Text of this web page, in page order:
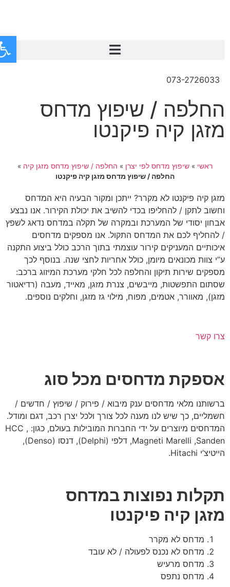
073-2726033
החלפה / שיפוץ מדחס
מזגן קיה פיקנטו
ראשי» שיפוץ מדחס לפי יצרן» החלפה / שיפוץ מדחס מזגן קיה»
החלפה / שיפוץ מדחס מזגן קיה פיקנטו
מזגן קיה פיקנטו לא מקרר? ייתכן ומקור הבעיה היא המדחס
וחשוב לתקן / להחליפו בכדי להשיב את יכולת הקירור. אנו נבצע
אבחון יסודי של המערכת ובמקרה של תקלה במדחס נדאג לשפץ
/ להחליף לכם את המדחס התקול. אנו מספקים מדחסים
איכותיים המעניקים קירור עוצמתי בתוך הרכב כולל ביצוע התקנה
ע”י צוות מכונאים מיומן, כולל אחריות לחצי שנה. בנוסף לכך
מספקים שירות תיקון והחלפה לכל חלקי מערכת המיזוג ברכב:
שסתום התפשטות, מייבשים, צנרת מזגן, מאייד, מעבה (רדיאטור
מזגן), מאוורר, אטמים, מפוח, מילוי גז מזגן, וחלקים נוספים.
צרו קשר
אספקת מדחסים מכל סוג
ברשותנו מלאי מדחסים ענק מיבוא / פירוק / שיפוץ / חדשים /
חשמליים, כך שיש לנו מענה לכל צורך ולכל יצרן רכב, דגם ומודל.
המדחסים מיוצרים על ידי החברות המובילות בעולם, כגון: HCC ,
Magneti Marelli ,Sanden, דלפי (Delphi), דנסו (Denso),
הייטיצ’י Hitachi.
תקלות נפוצות במדחס
מזגן קיה פיקנטו
מדחס לא מקרר
מדחס לא נכנס לפעולה / לא עובד
מדחס מרעיש
מדחס נתפס